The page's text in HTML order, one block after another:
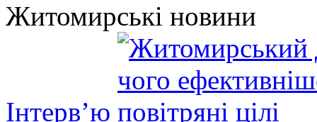
Житомирські новини
Інтерв’ю